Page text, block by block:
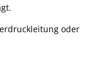
oder